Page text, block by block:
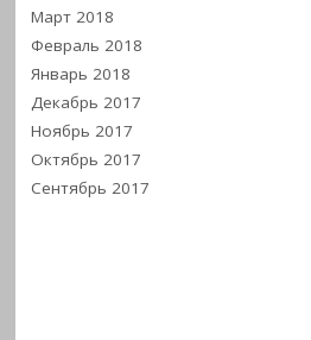
Март 2018
Февраль 2018
Январь 2018
Декабрь 2017
Ноябрь 2017
Октябрь 2017
Сентябрь 2017